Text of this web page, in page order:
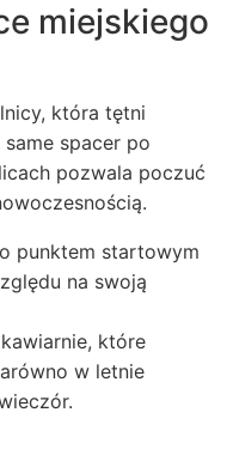
miejskiego
która tętni
spacer po
pozwala poczuć
punktem startowym
na swoją
które
w letnie